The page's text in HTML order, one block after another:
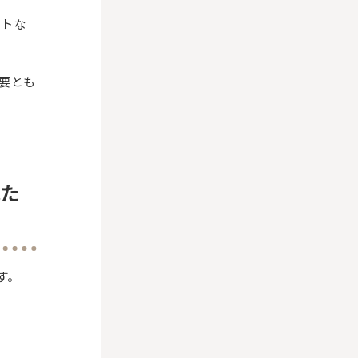
な
とも